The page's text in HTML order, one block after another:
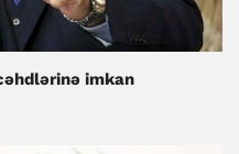
imkan